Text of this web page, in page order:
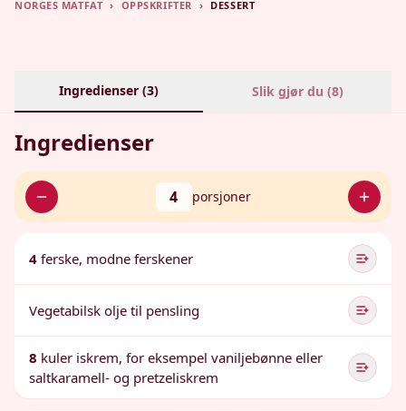
NORGES MATFAT › OPPSKRIFTER › DESSERT
Ingredienser (3) Slik gjør du (8)
Ingredienser
4 porsjoner
4 ferske, modne ferskener
Vegetabilsk olje til pensling
8 kuler iskrem, for eksempel vaniljebønne eller
saltkaramell- og pretzeliskrem